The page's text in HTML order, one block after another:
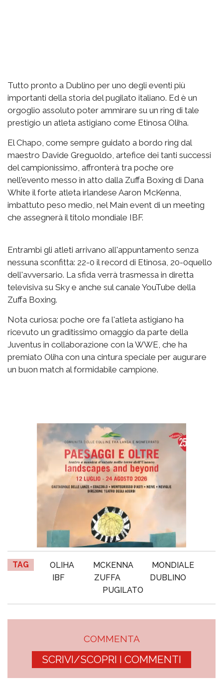
Tutto pronto a Dublino per uno degli eventi più
importanti della storia del pugilato italiano. Ed è un
orgoglio assoluto poter ammirare su un ring di tale
prestigio un atleta astigiano come Etinosa Oliha.
El Chapo, come sempre guidato a bordo ring dal
maestro Davide Greguoldo, artefice dei tanti successi
del campionissimo, affronterà tra poche ore
nell'evento messo in atto dalla Zuffa Boxing di Dana
White il forte atleta irlandese Aaron McKenna,
imbattuto peso medio, nel Main event di un meeting
che assegnerà il titolo mondiale IBF.
Entrambi gli atleti arrivano all'appuntamento senza
nessuna sconfitta: 22-0 il record di Etinosa, 20-0quello
dell'avversario. La sfida verrà trasmessa in diretta
televisiva su Sky e anche sul canale YouTube della
Zuffa Boxing.
Nota curiosa: poche ore fa l'atleta astigiano ha
ricevuto un graditissimo omaggio da parte della
Juventus in collaborazione con la WWE, che ha
premiato Oliha con una cintura speciale per augurare
un buon match al formidabile campione.
TAG OLIHA MCKENNA
MONDIALE
IBF
ZUFFA
DUBLINO
PUGILATO
COMMENTA
SCRIVI/SCOPRI I COMMENTI